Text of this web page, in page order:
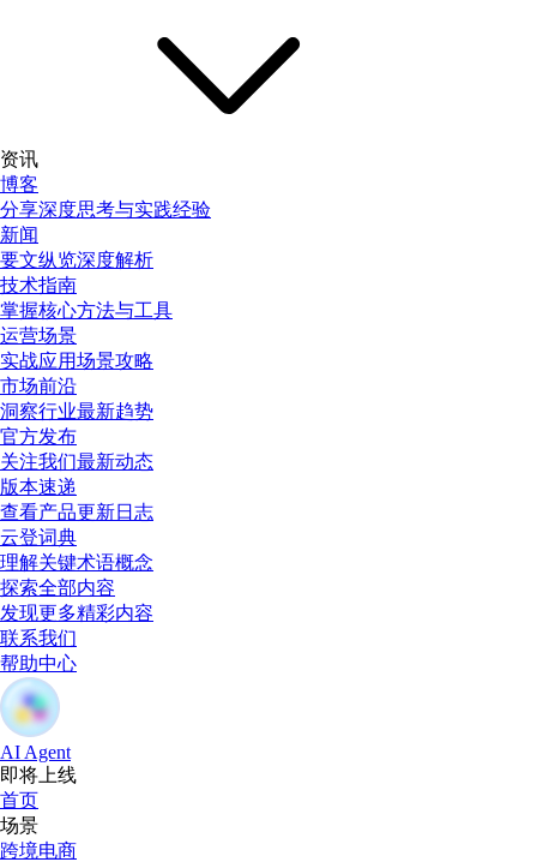
资讯
博客
分享深度思考与实践经验
新闻
要文纵览深度解析
技术指南
掌握核心方法与工具
运营场景
实战应用场景攻略
市场前沿
洞察行业最新趋势
官方发布
关注我们最新动态
版本速递
查看产品更新日志
云登词典
理解关键术语概念
探索全部内容
发现更多精彩内容
联系我们
帮助中心
AI Agent
即将上线
首页
场景
跨境电商